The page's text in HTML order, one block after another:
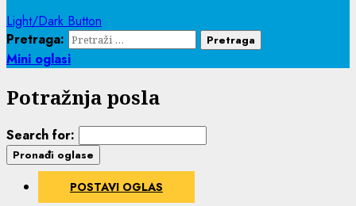
Light/Dark Button
Pretraga:
Mini oglasi
Potražnja posla
Search for:
POSTAVI OGLAS